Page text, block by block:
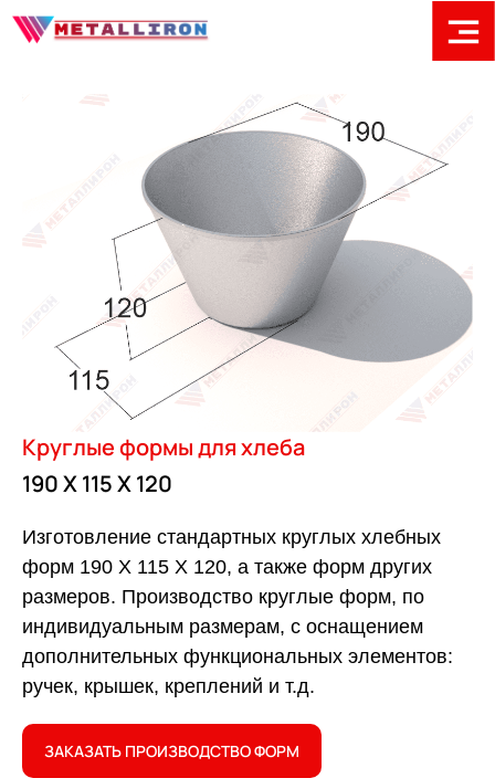
Круглые формы для хлеба
190 Х 115 Х 120
Изготовление стандартных круглых хлебных
форм 190 Х 115 Х 120, а также форм других
размеров. Производство круглые форм, по
индивидуальным размерам, с оснащением
дополнительных функциональных элементов:
ручек, крышек, креплений и т.д.
ЗАКАЗАТЬ ПРОИЗВОДСТВО ФОРМ